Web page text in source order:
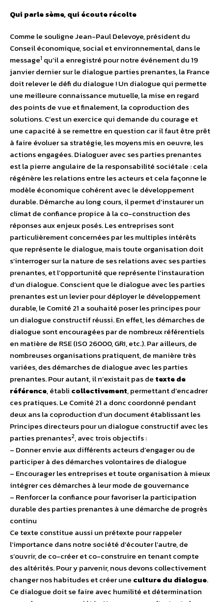
Qui parle sème, qui écoute récolte
Comme le souligne Jean-Paul Delevoye, président du
Conseil économique, social et environnemental, dans le
message1 qu’il a enregistré pour notre événement du 19
janvier dernier sur le dialogue parties prenantes, la France
doit relever le défi du dialogue ! Un dialogue qui permette
une meilleure connaissance mutuelle, la mise en regard
des points de vue et finalement, la coproduction des
solutions. C’est un exercice qui demande du courage et
une capacité à se remettre en question car il faut être prêt
à faire évoluer sa stratégie, les moyens mis en oeuvre, les
actions engagées. Dialoguer avec ses parties prenantes
est la pierre angulaire de la responsabilité sociétale : cela
régénère les relations entre les acteurs et cela façonne le
modèle économique cohérent avec le développement
durable. Démarche au long cours, il permet d’instaurer un
climat de confiance propice à la co-construction des
réponses aux enjeux posés. Les entreprises sont
particulièrement concernées par les multiples intérêts
que représente le dialogue, mais toute organisation doit
s’interroger sur la nature de ses relations avec ses parties
prenantes, et l’opportunité que représente l’instauration
d’un dialogue. Conscient que le dialogue avec les parties
prenantes est un levier pour déployer le développement
durable, le Comité 21 a souhaité poser les principes pour
un dialogue constructif réussi. En effet, les démarches de
dialogue sont encouragées par de nombreux référentiels
en matière de RSE (ISO 26000, GRI, etc.). Par ailleurs, de
nombreuses organisations pratiquent, de manière très
variées, des démarches de dialogue avec les parties
prenantes. Pour autant, il n’existait pas de texte de
référence, établi collectivement, permettant d’encadrer
ces pratiques. Le Comité 21 a donc coordonné pendant
deux ans la coproduction d’un document établissant les
Principes directeurs pour un dialogue constructif avec les
parties prenantes2, avec trois objectifs :
– Donner envie aux différents acteurs d’engager ou de
participer à des démarches volontaires de dialogue
– Encourager les entreprises et toute organisation à mieux
intégrer ces démarches à leur mode de gouvernance
– Renforcer la confiance pour favoriser la participation
durable des parties prenantes à une démarche de progrès
continu
Ce texte constitue aussi un prétexte pour rappeler
l’importance dans notre société d’écouter l’autre, de
s’ouvrir, de co-créer et co-construire en tenant compte
des altérités. Pour y parvenir, nous devons collectivement
changer nos habitudes et créer une culture du dialogue.
Ce dialogue doit se faire avec humilité et détermination